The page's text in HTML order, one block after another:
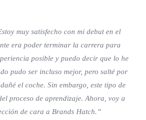
muy satisfecho con mi debut en el
era poder terminar la carrera para
posible y puedo decir que lo he
pudo ser incluso mejor, pero salté por
el coche. Sin embargo, este tipo de
proceso de aprendizaje. Ahora, voy a
de cara a Brands Hatch.”